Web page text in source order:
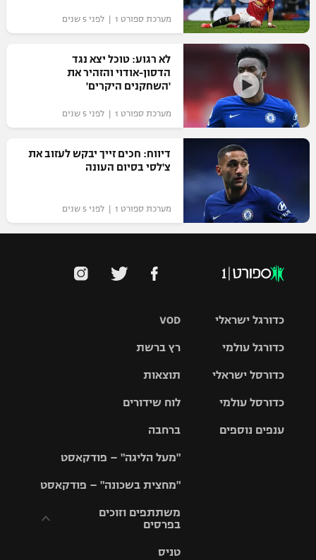
מערכת ספורט 1 | לפני 5 שנים
לא רגוע: טוכל יצא נגד
הדסון-אודוי והזהיר את
'השחקנים היקרים'
מערכת ספורט 1 | לפני 5 שנים
דיווח: חכים זייך יבקש לעזוב את
צ'לסי בסיום העונה
מערכת ספורט 1 | לפני 5 שנים
VOD
רץ ברשת
תוצאות
לוח שידורים
ברחבה
"מעל הליגה" – פודקאסט
"מחצית בשכונה" – פודקאסט
משתתפים וזוכים
בפרסים
טניס
כדורגל ישראלי
גביע הטוטו
כדורגל עולמי
האלופות
ליגה
כדורסל ישראלי
סל
כדורסל עולמי
ענפים נוספים